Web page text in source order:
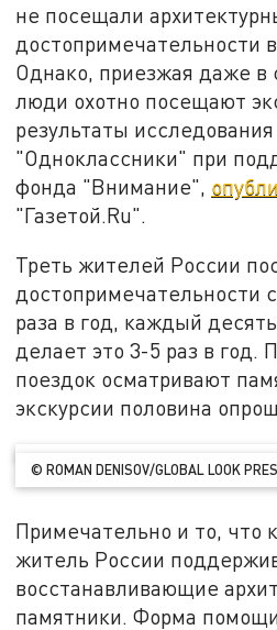
не посещали
достопримечательности
Однако, приезжая даже в
люди охотно посещают
результаты
"Одноклассники" при
фонда "Внимание",
"Газетой.Ru".
Треть жителей России
достопримечательности
раза в год, каждый
делает это 3-5 раз в год.
поездок осматривают
экскурсии половина
© ROMAN DENISOV/GLOBAL LOOK
Примечательно и то, что
житель России
восстанавливающие
памятники. Форма